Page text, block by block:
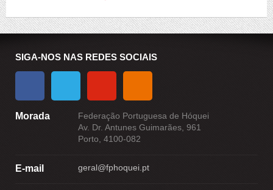
SIGA-NOS NAS REDES SOCIAIS
Morada
Federação Portuguesa de Hóquei
Av. Dr. Antunes Guimarães, 961
Porto, 4100-082
E-mail geral@fphoquei.pt